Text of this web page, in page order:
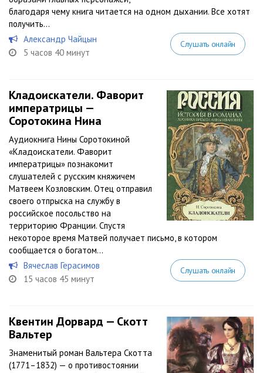
благодаря чему книга читается на одном дыхании. Все хотят
получить...
Александр Чайцын
5 часов 40 минут
Слушать онлайн
Кладоискатели. Фаворит
императрицы —
Соротокина Нина
Аудиокнига Нины Соротокиной
«Кладоискатели. Фаворит
императрицы» познакомит
слушателей с русским княжичем
Матвеем Козловским. Отец отправил
своего отпрыска на службу в
российское посольство на
территорию Франции. Спустя
некоторое время Матвей получает письмо, в котором
сообщается о богатом...
Вячеслав Герасимов
15 часов 45 минут
Слушать онлайн
Квентин Дорвард — Скотт
Вальтер
Знаменитый роман Вальтера Скотта
(1771–1832) — о противостоянии